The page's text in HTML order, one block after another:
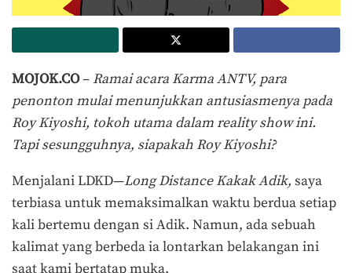
MOJOK.CO– Ramai acara Karma ANTV, para
penonton mulai menunjukkan antusiasmenya pada
Roy Kiyoshi, tokoh utama dalam reality show ini.
Tapi sesungguhnya, siapakah Roy Kiyoshi?
Menjalani LDKD—Long Distance Kakak Adik, saya
terbiasa untuk memaksimalkan waktu berdua setiap
kali bertemu dengan si Adik. Namun, ada sebuah
kalimat yang berbeda ia lontarkan belakangan ini
saat kami bertatap muka.